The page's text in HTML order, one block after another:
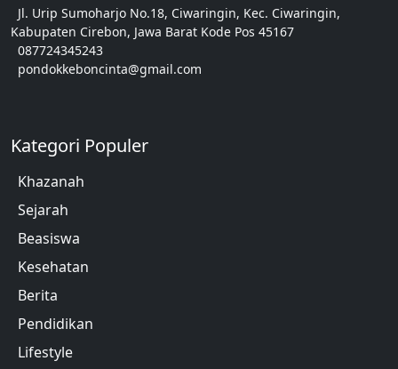
Jl. Urip Sumoharjo No.18, Ciwaringin, Kec. Ciwaringin,
Kabupaten Cirebon, Jawa Barat Kode Pos 45167
087724345243
pondokkeboncinta@gmail.com
Kategori Populer
Khazanah
Sejarah
Beasiswa
Kesehatan
Berita
Pendidikan
Lifestyle